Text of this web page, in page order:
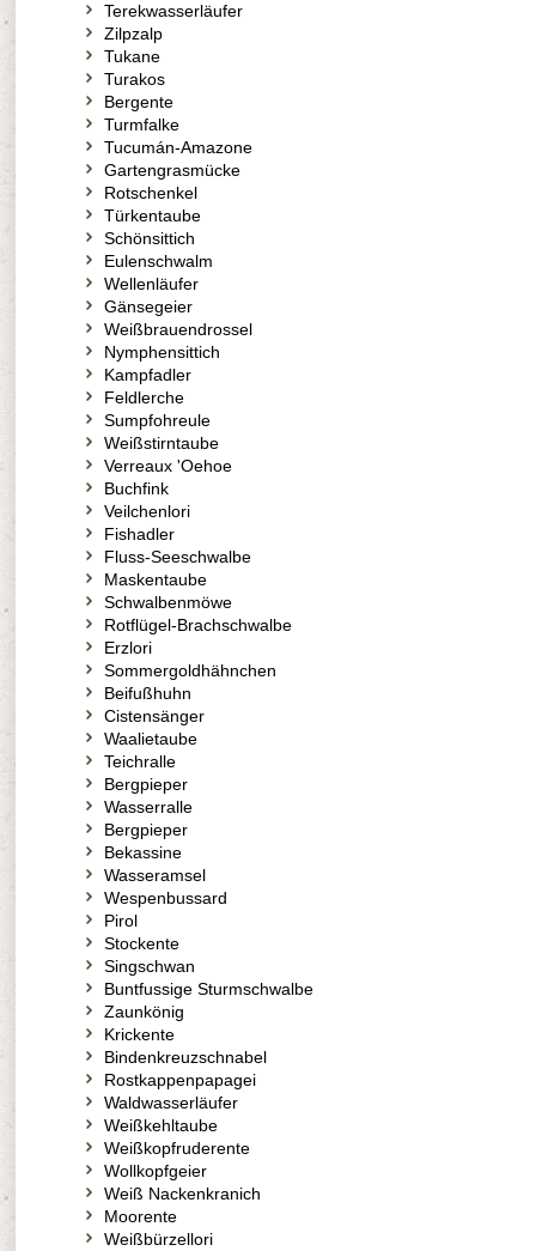
Terekwasserläufer
Zilpzalp
Tukane
Turakos
Bergente
Turmfalke
Tucumán-Amazone
Gartengrasmücke
Rotschenkel
Türkentaube
Schönsittich
Eulenschwalm
Wellenläufer
Gänsegeier
Weißbrauendrossel
Nymphensittich
Kampfadler
Feldlerche
Sumpfohreule
Weißstirntaube
Verreaux 'Oehoe
Buchfink
Veilchenlori
Fishadler
Fluss-Seeschwalbe
Maskentaube
Schwalbenmöwe
Rotflügel-Brachschwalbe
Erzlori
Sommergoldhähnchen
Beifußhuhn
Cistensänger
Waalietaube
Teichralle
Bergpieper
Wasserralle
Bergpieper
Bekassine
Wasseramsel
Wespenbussard
Pirol
Stockente
Singschwan
Buntfussige Sturmschwalbe
Zaunkönig
Krickente
Bindenkreuzschnabel
Rostkappenpapagei
Waldwasserläufer
Weißkehltaube
Weißkopfruderente
Wollkopfgeier
Weiß Nackenkranich
Moorente
Weißbürzellori